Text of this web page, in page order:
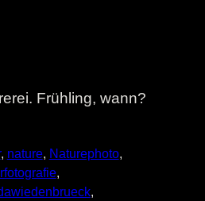
Frühling, wann?
, nature, Naturephoto